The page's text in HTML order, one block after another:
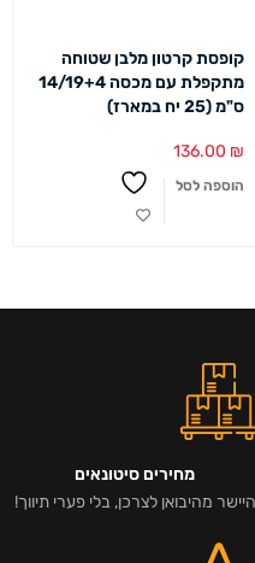
קופסת קרטון מלבן שטוחה
מתקפלת עם מכסה 14/19+4
ס"מ (25 יח במארז)
136.00 ₪
הוספה לסל
מחירים סיטונאים
היישר מהיבואן לצרכן, בלי פערי תיווך!